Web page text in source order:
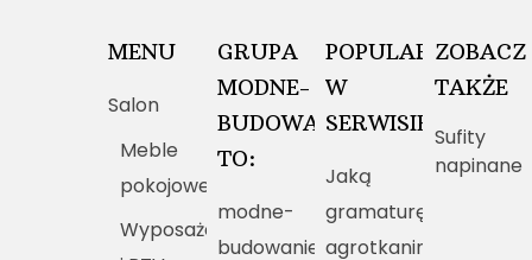
MENU
Salon
Meble
pokojowe
Wyposażenie
GRUPA
MODNE-
BUDOWANIE.PL
TO:
modne-
budowanie.pl
POPULARNE
W
SERWISIE
Jaką
gramaturę
agrotkaniny
ZOBACZ
TAKŻE
Sufity
napinane